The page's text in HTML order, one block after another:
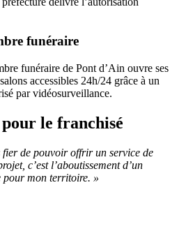
funéraire
funéraire de Pont d’Ain ouvre ses
accessibles 24h/24 grâce à un
par vidéosurveillance.
le franchisé
fier de pouvoir offrir un service de
c’est l’aboutissement d’un
pour mon territoire. »